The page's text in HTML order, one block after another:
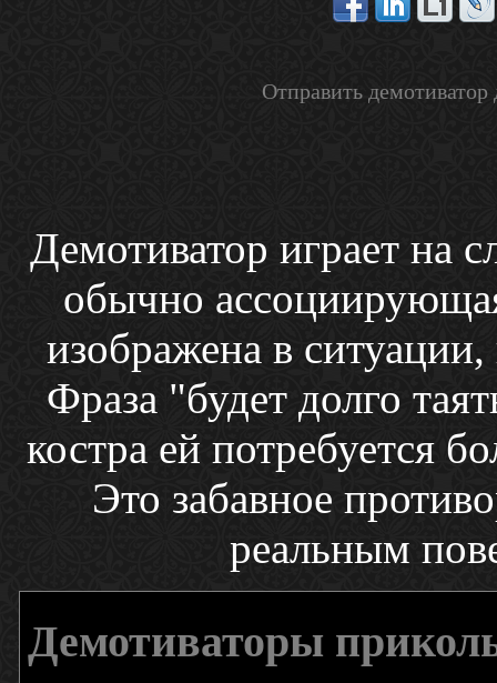
Отправить
Демотиватор играет на
обычно
изображена в ситуации,
Фраза "будет долго
костра ей потребуется
Это забавное
реальным
Демотиваторы